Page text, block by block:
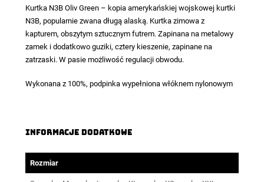
Kurtka N3BOliv Green – kopia amerykańskiej wojskowej kurtki
N3B, popularnie zwana długą alaską. Kurtka zimowa z
kapturem, obszytym sztucznym futrem. Zapinana na metalowy
zamek i dodatkowo guziki, cztery kieszenie, zapinane na
zatrzaski. W pasie możliwość regulacji obwodu.
Wykonana z 100%, podpinka wypełniona włóknem nylonowym
Informacje dodatkowe
Rozmiar